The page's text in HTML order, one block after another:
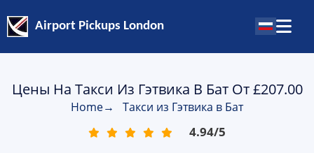
Airport Pickups London
Цены На Такси Из Гэтвика В Бат От £207.00
Home→ Такси из Гэтвика в Бат
4.94/5